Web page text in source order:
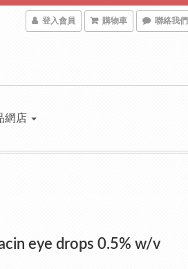
登入會員 購物車 聯絡我們
網店
eye drops 0.5% w/v